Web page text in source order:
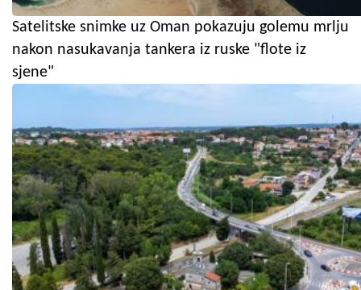
Satelitske snimke uz Oman pokazuju golemu mrlju
nakon nasukavanja tankera iz ruske "flote iz
sjene"